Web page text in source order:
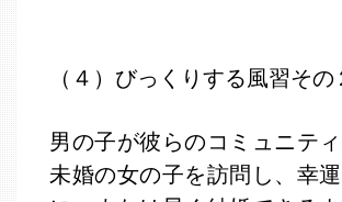
（４）びっくりする風習その
男の子が彼らのコミュニテ
未婚の女の子を訪問し、幸